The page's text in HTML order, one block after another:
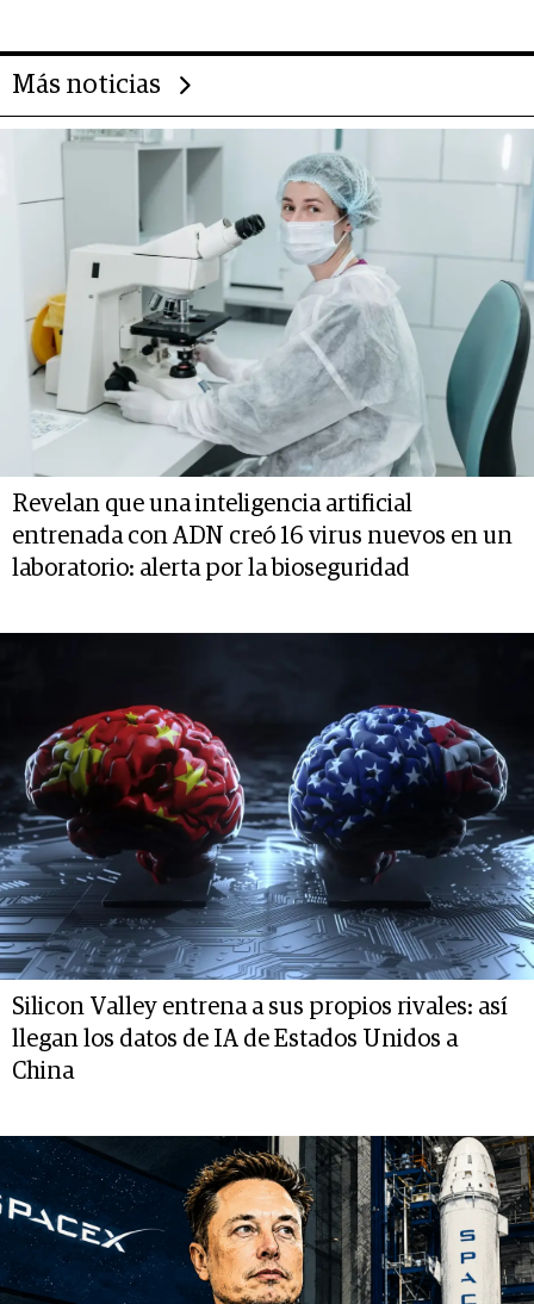
Más noticias
Revelan que una inteligencia artificial
entrenada con ADN creó 16 virus nuevos en un
laboratorio: alerta por la bioseguridad
Silicon Valley entrena a sus propios rivales: así
llegan los datos de IA de Estados Unidos a
China